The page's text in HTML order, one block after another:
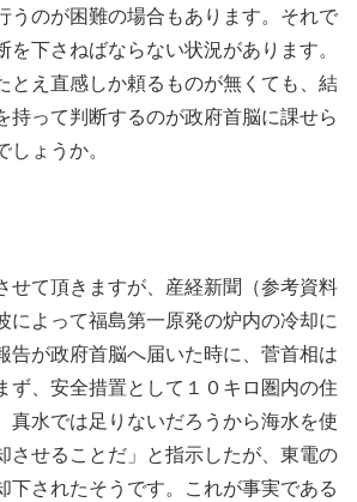
うのが困難の場合もあります。それで
を下さねばならない状況があります。
とえ直感しか頼るものが無くても、結
持って判断するのが政府首脳に課せら
しょうか。
せて頂きますが、産経新聞（参考資料
によって福島第一原発の炉内の冷却に
告が政府首脳へ届いた時に、菅首相は
ず、安全措置として１０キロ圏内の住
真水では足りないだろうから海水を使
させることだ」と指示したが、東電の
下されたそうです。これが事実である